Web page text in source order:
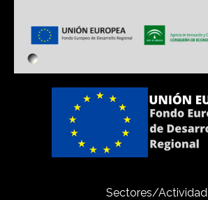
Sectores/Actividad